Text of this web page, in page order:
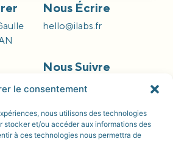
le consentement
nous utilisons des technologies
stocker et/ou accéder aux informations des
à ces technologies nous permettra de
Nous Écrire
hello@ilabs.fr
Nous Suivre